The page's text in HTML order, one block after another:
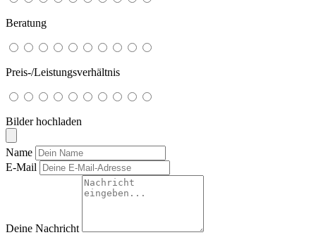
Beratung
Preis-/Leistungsverhältnis
Bilder hochladen
Name
E-Mail
Deine Nachricht